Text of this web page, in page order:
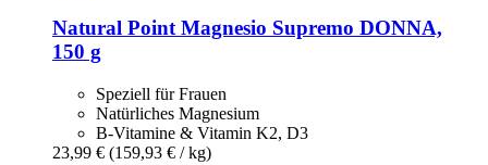
Natural Point Magnesio Supremo DONNA,
150 g
Speziell für Frauen
Natürliches Magnesium
B-Vitamine & Vitamin K2, D3
23,99 € (159,93 € / kg)